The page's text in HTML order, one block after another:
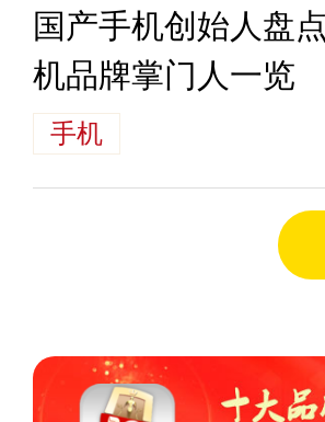
国产手机创始人盘
机品牌掌门人一览
手机